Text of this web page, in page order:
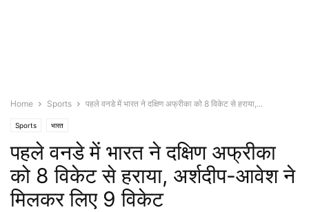
Home Sports पहले वनडे में भारत ने दक्षिण अफ्रीका को 8 विकेट से हराया,...
Sports भारत
पहले वनडे में भारत ने दक्षिण अफ्रीका
को 8 विकेट से हराया, अर्शदीप-आवेश ने
मिलकर लिए 9 विकेट